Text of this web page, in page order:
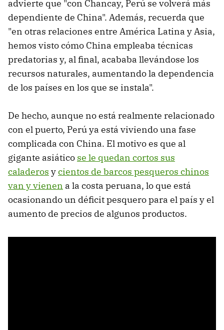
advierte que "con Chancay, Perú se volverá más
dependiente de China". Además, recuerda que
"en otras relaciones entre América Latina y Asia,
hemos visto cómo China empleaba técnicas
predatorias y, al final, acababa llevándose los
recursos naturales, aumentando la dependencia
de los países en los que se instala".
De hecho, aunque no está realmente relacionado
con el puerto, Perú ya está viviendo una fase
complicada con China. El motivo es que al
gigante asiático se le quedan cortos sus
caladeros ycientos de barcos pesqueros chinos
van y vienen a la costa peruana, lo que está
ocasionando un déficit pesquero para el país y el
aumento de precios de algunos productos.